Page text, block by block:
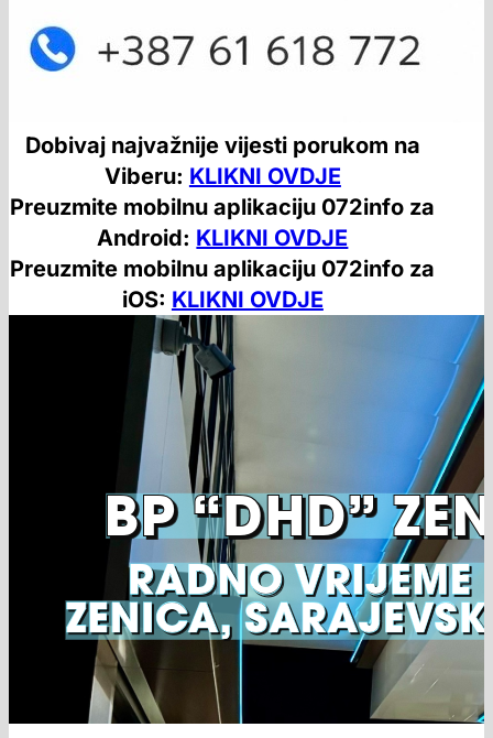
Dobivaj najvažnije vijesti porukom na
Viberu: KLIKNI OVDJE
Preuzmite mobilnu aplikaciju 072info za
Android: KLIKNI OVDJE
Preuzmite mobilnu aplikaciju 072info za
iOS: KLIKNI OVDJE